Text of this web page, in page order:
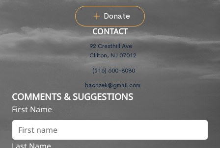
Donate
CONTACT
92 Cresthill Ave
Clifton, NJ 07012
(516) 600-8080
hachzek@gmail.com
COMMENTS & SUGGESTIONS
First Name